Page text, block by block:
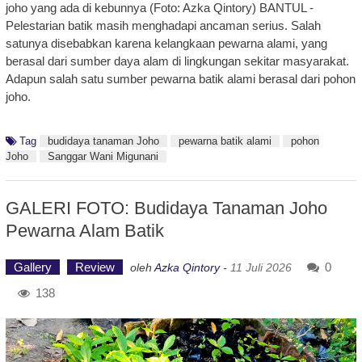
joho yang ada di kebunnya (Foto: Azka Qintory) BANTUL -
Pelestarian batik masih menghadapi ancaman serius. Salah
satunya disebabkan karena kelangkaan pewarna alami, yang
berasal dari sumber daya alam di lingkungan sekitar masyarakat.
Adapun salah satu sumber pewarna batik alami berasal dari pohon
joho.
Tag budidaya tanaman Joho pewarna batik alami
pohon
Joho
Sanggar Wani Migunani
GALERI FOTO: Budidaya Tanaman Joho
Pewarna Alam Batik
Gallery Review oleh Azka Qintory- 11 Juli 2026
0
138